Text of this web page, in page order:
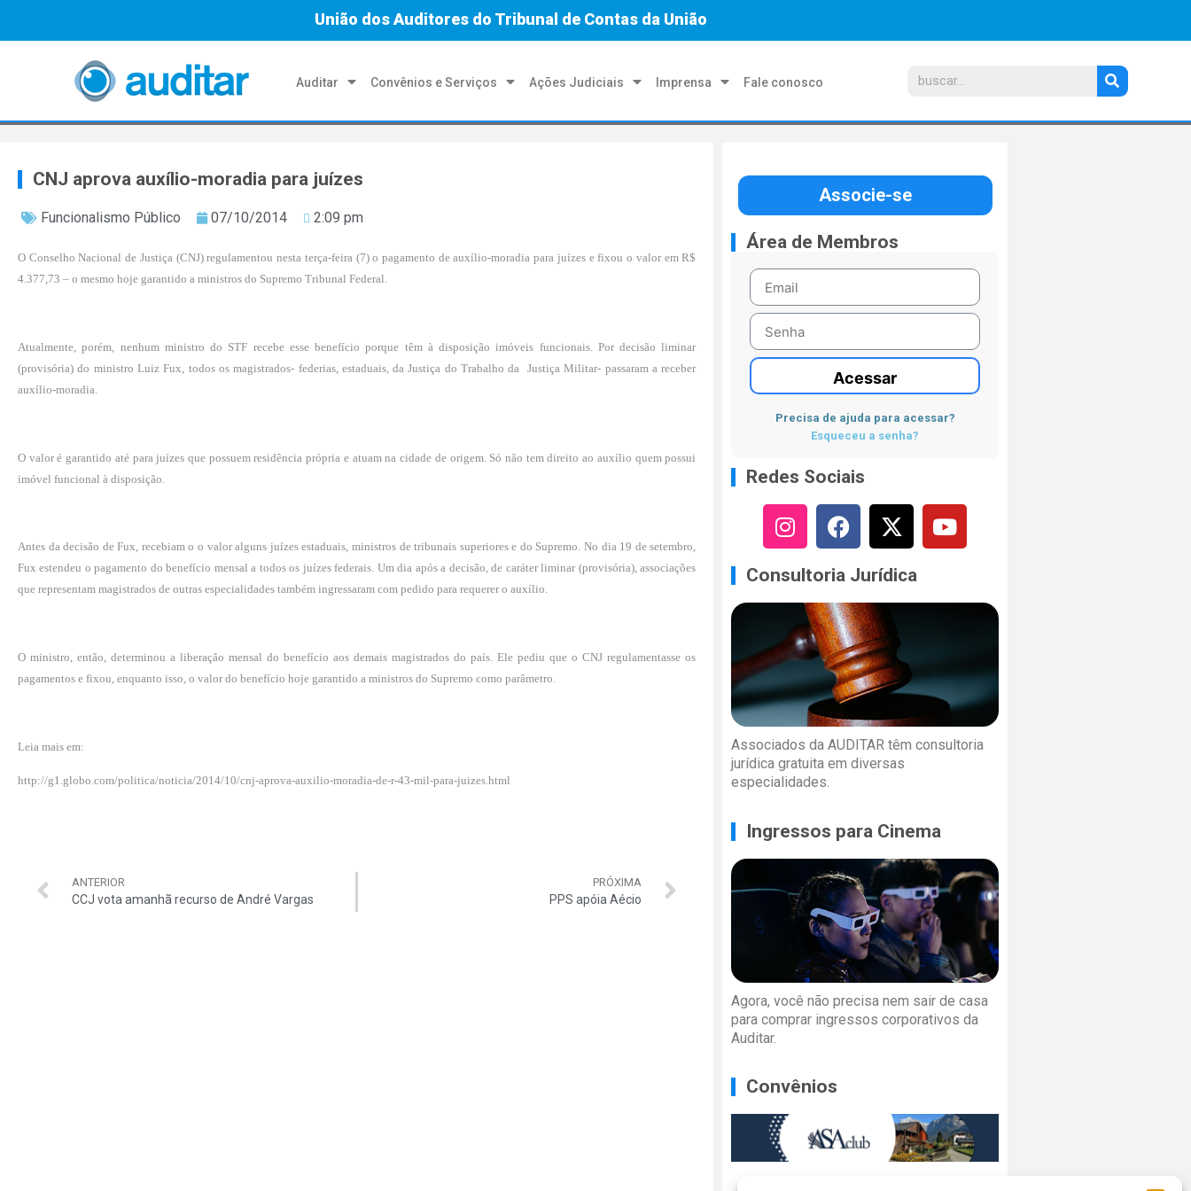
União dos Auditores do Tribunal de Contas da União
Auditar Convênios e Serviços Ações Judiciais Imprensa Fale conosco
CNJ aprova auxílio-moradia para juízes
Funcionalismo Público 07/10/2014 2:09 pm
O Conselho Nacional de Justiça (CNJ) regulamentou nesta terça-feira (7) o pagamento de auxílio-moradia para juízes e fixou o valor em R$
4.377,73 – o mesmo hoje garantido a ministros do Supremo Tribunal Federal.
Atualmente, porém, nenhum ministro do STF recebe esse benefício porque têm à disposição imóveis funcionais. Por decisão liminar
(provisória) do ministro Luiz Fux, todos os magistrados- federias, estaduais, da Justiça do Trabalho da Justiça Militar- passaram a receber
auxílio-moradia.
O valor é garantido até para juízes que possuem residência própria e atuam na cidade de origem. Só não tem direito ao auxílio quem possui
imóvel funcional à disposição.
Antes da decisão de Fux, recebiam o o valor alguns juízes estaduais, ministros de tribunais superiores e do Supremo. No dia 19 de setembro,
Fux estendeu o pagamento do benefício mensal a todos os juízes federais. Um dia após a decisão, de caráter liminar (provisória), associações
que representam magistrados de outras especialidades também ingressaram com pedido para requerer o auxílio.
O ministro, então, determinou a liberação mensal do benefício aos demais magistrados do país. Ele pediu que o CNJ regulamentasse os
pagamentos e fixou, enquanto isso, o valor do benefício hoje garantido a ministros do Supremo como parâmetro.
Leia mais em:
http://g1.globo.com/politica/noticia/2014/10/cnj-aprova-auxilio-moradia-de-r-43-mil-para-juizes.html
ANTERIOR
CCJ vota amanhã recurso de André Vargas
PRÓXIMA
PPS apóia Aécio
Associe-se
Área de Membros
Acessar
Precisa de ajuda para acessar?
Esqueceu a senha?
Redes Sociais
Consultoria Jurídica
Associados da AUDITAR têm consultoria
jurídica gratuita em diversas
especialidades.
Ingressos para Cinema
Agora, você não precisa nem sair de casa
para comprar ingressos corporativos da
Auditar.
Convênios